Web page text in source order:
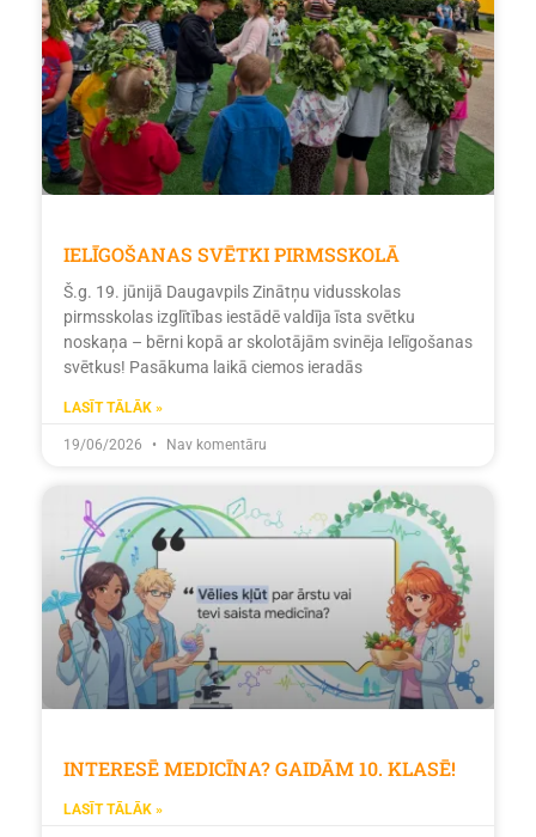
IELĪGOŠANAS SVĒTKI PIRMSSKOLĀ
Š.g. 19. jūnijā Daugavpils Zinātņu vidusskolas
pirmsskolas izglītības iestādē valdīja īsta svētku
noskaņa – bērni kopā ar skolotājām svinēja Ielīgošanas
svētkus! Pasākuma laikā ciemos ieradās
LASĪT TĀLĀK »
19/06/2026 Nav komentāru
INTERESĒ MEDICĪNA? GAIDĀM 10. KLASĒ!
LASĪT TĀLĀK »